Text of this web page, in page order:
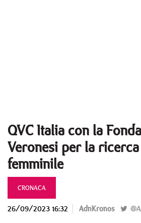
QVC Italia con la
Veronesi per la
femminile
CRONACA
26/09/2023 16:32 AdnKronos